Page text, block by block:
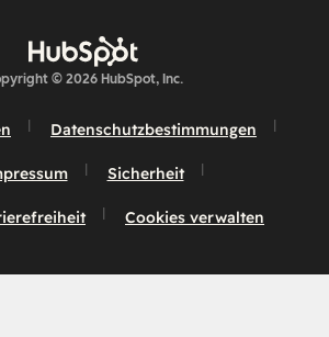
© 2026 HubSpot, Inc.
Datenschutzbestimmungen
Sicherheit
Cookies verwalten